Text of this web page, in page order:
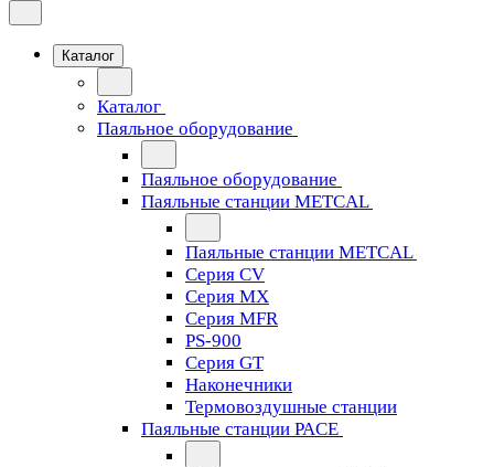
Каталог
Каталог
Паяльное оборудование
Паяльное оборудование
Паяльные станции METCAL
Паяльные станции METCAL
Серия CV
Серия MX
Серия MFR
PS-900
Серия GT
Наконечники
Термовоздушные станции
Паяльные станции PACE